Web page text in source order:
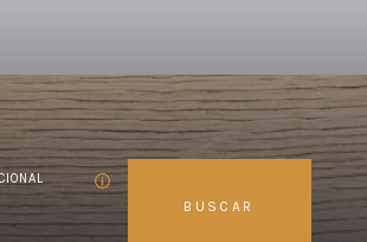
BUSCAR